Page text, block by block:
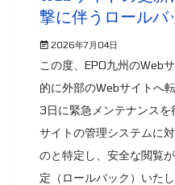
撃に伴うロールバ
2026年7月04日
この度、EPO九州のWeb
的に外部のWebサイトへ
3日に緊急メンテナンス
サイトの管理システムに
のと特定し、安全な閲覧
定（ロールバック）いた